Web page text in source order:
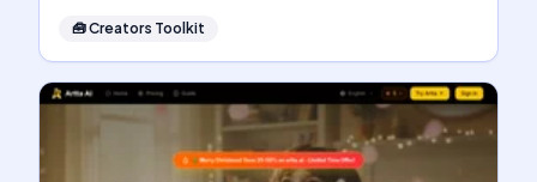
🧰Creators Toolkit